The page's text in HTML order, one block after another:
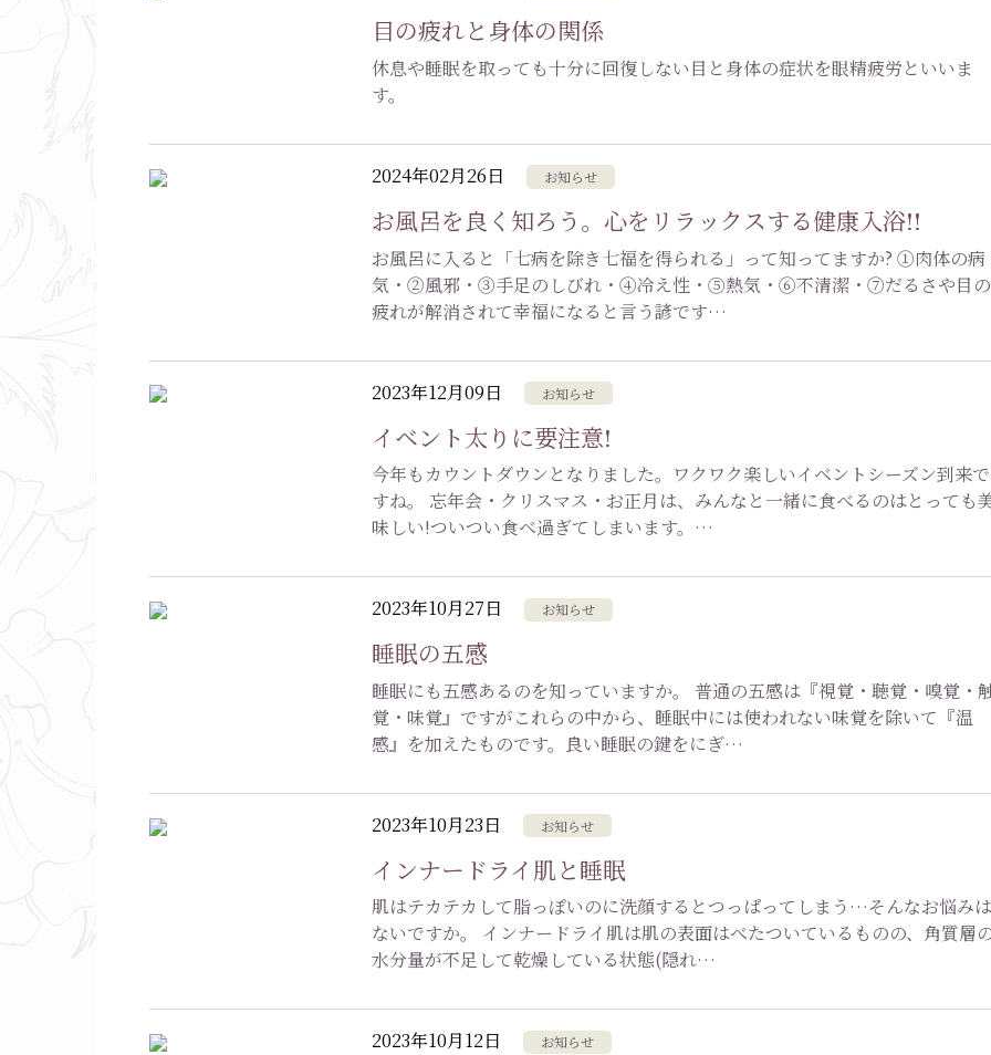
目の疲れと身体の関係
休息や睡眠を取っても十分に回復しない目と身体の症状を眼精疲労といいま
す。
2024年02月26日 お知らせ
お風呂を良く知ろう。心をリラックスする健康入浴!!
お風呂に入ると「七病を除き七福を得られる」って知ってますか? ①肉体の病
気・②風邪・③手足のしびれ・④冷え性・⑤熱気・⑥不清潔・⑦だるさや目の
疲れが解消されて幸福になると言う諺です…
2023年12月09日 お知らせ
イベント太りに要注意!
今年もカウントダウンとなりました。ワクワク楽しいイベントシーズン到来で
すね。 忘年会・クリスマス・お正月は、みんなと一緒に食べるのはとっても
味しい!ついつい食べ過ぎてしまいます。…
2023年10月27日 お知らせ
睡眠の五感
睡眠にも五感あるのを知っていますか。 普通の五感は『視覚・聴覚・嗅覚・
覚・味覚』ですがこれらの中から、睡眠中には使われない味覚を除いて『温
感』を加えたものです。良い睡眠の鍵をにぎ…
2023年10月23日 お知らせ
インナードライ肌と睡眠
肌はテカテカして脂っぽいのに洗顔するとつっぱってしまう…そんなお悩みは
ないですか。 インナードライ肌は肌の表面はべたついているものの、角質層
水分量が不足して乾燥している状態(隠れ…
2023年10月12日 お知らせ